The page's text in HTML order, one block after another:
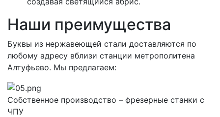
Наши преимущества
Буквы из нержавеющей стали доставляются по
любому адресу вблизи станции метрополитена
Алтуфьево. Мы предлагаем:
Собственное производство – фрезерные станки с
ЧПУ